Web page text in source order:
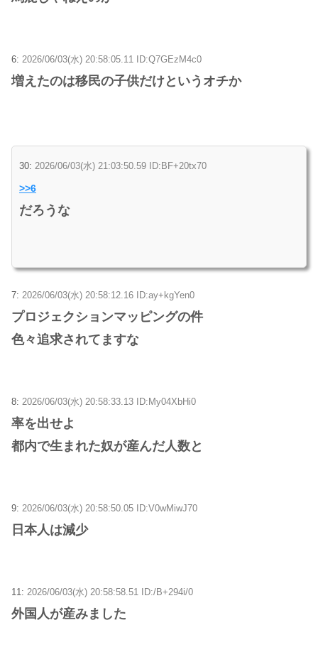
6: 2026/06/03(水) 20:58:05.11 ID:Q7GEzM4c0
増えたのは移民の子供だけというオチか
30: 2026/06/03(水) 21:03:50.59 ID:BF+20tx70
>>6
だろうな
7: 2026/06/03(水) 20:58:12.16 ID:ay+kgYen0
プロジェクションマッピングの件
色々追求されてますな
8: 2026/06/03(水) 20:58:33.13 ID:My04XbHi0
率を出せよ
都内で生まれた奴が産んだ人数と
9: 2026/06/03(水) 20:58:50.05 ID:V0wMiwJ70
日本人は減少
11: 2026/06/03(水) 20:58:58.51 ID:/B+294i/0
外国人が産みました